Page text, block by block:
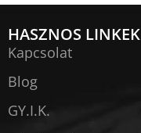
HASZNOS LINKEK
Kapcsolat
Blog
GY.I.K.